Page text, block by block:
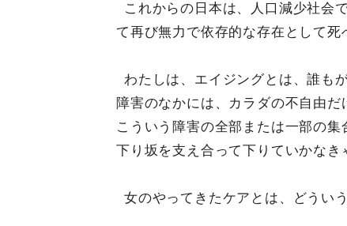
これからの日本は、人口減少社会
て再び無力で依存的な存在として死
わたしは、エイジングとは、誰も
障害のなかには、カラダの不自由だ
こういう障害の全部または一部の
下り坂を支え合って下りていかなき
女のやってきたケアとは、どうい